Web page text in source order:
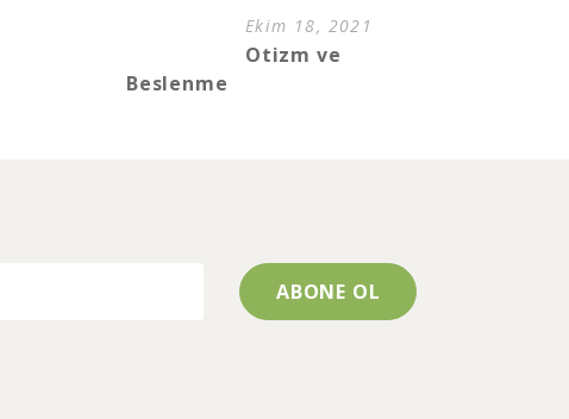
Ekim 18, 2021
Otizm ve
Beslenme